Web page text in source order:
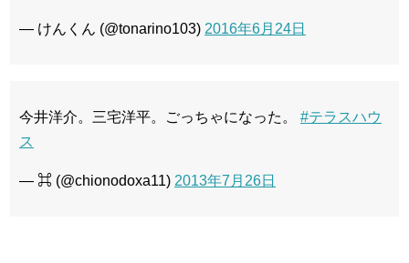
— けんくん (@tonarino103) 2016年6月24日
今井洋介。三宅洋平。ごっちゃになった。 #テラスハウ
ス
— ⌘ (@chionodoxa11) 2013年7月26日